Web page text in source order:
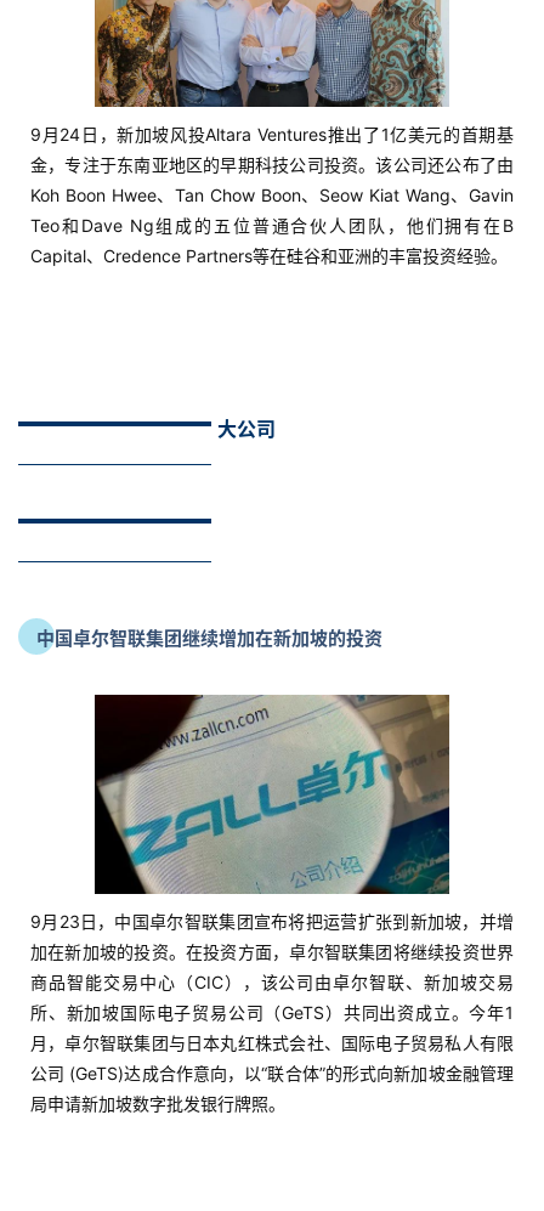
案
例
拆
解
C
货
选
9月24日，新加坡风投Altara Ventures推出了1亿美元的首期基
金，专注于东南亚地区的早期科技公司投资。该公司还公布了由
Koh Boon Hwee、Tan Chow Boon、Seow Kiat Wang、Gavin
Teo和Dave Ng组成的五位普通合伙人团队，他们拥有在B
Capital、Credence Partners等在硅谷和亚洲的丰富投资经验。
大公司
中国卓尔智联集团继续增加在新加坡的投资
9月23日，中国卓尔智联集团宣布将把运营扩张到新加坡，并增
加在新加坡的投资。在投资方面，卓尔智联集团将继续投资世界
商品智能交易中心（CIC），该公司由卓尔智联、新加坡交易
所、新加坡国际电子贸易公司（GeTS）共同出资成立。今年1
月，卓尔智联集团与日本丸红株式会社、国际电子贸易私人有限
公司 (GeTS)达成合作意向，以“联合体”的形式向新加坡金融管理
局申请新加坡数字批发银行牌照。